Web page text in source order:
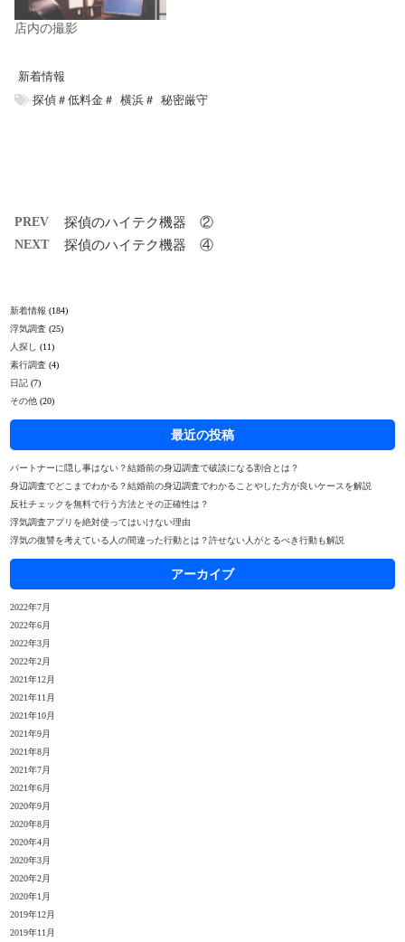
店内の撮影
-新着情報
-探偵＃低料金＃ ,横浜＃ ,秘密厳守
PREV 探偵のハイテク機器 ②
NEXT 探偵のハイテク機器 ④
新着情報 (184)
浮気調査 (25)
人探し
(11)
素行調査 (4)
日記 (7)
その他 (20)
最近の投稿
パートナーに隠し事はない？結婚前の身辺調査で破談になる割合とは？
身辺調査でどこまでわかる？結婚前の身辺調査でわかることやした方が良いケースを解説
反社チェックを無料で行う方法とその正確性は？
浮気調査アプリを絶対使ってはいけない理由
浮気の復讐を考えている人の間違った行動とは？許せない人がとるべき行動も解説
アーカイブ
2022年7月
2022年6月
2022年3月
2022年2月
2021年12月
2021年11月
2021年10月
2021年9月
2021年8月
2021年7月
2021年6月
2020年9月
2020年8月
2020年4月
2020年3月
2020年2月
2020年1月
2019年12月
2019年11月